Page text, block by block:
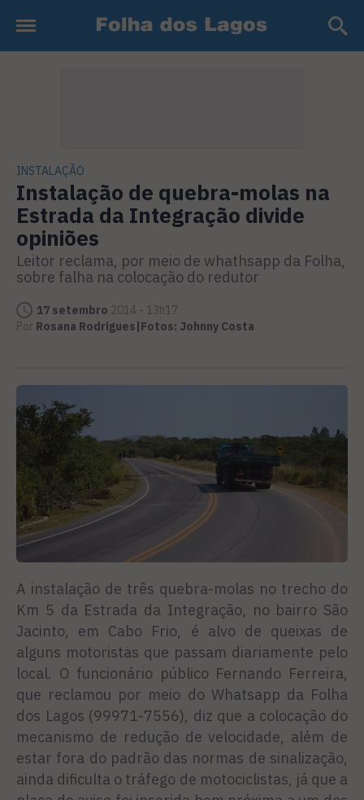
INSTALAÇÃO
Instalação de quebra-molas na
Estrada da Integração divide
opiniões
Leitor reclama, por meio de whathsapp da Folha,
sobre falha na colocação do redutor
17 setembro 2014 - 13h17
Por Rosana Rodrigues|Fotos: Johnny Costa
A instalação de três quebra-molas no trecho do
Km 5 da Estrada da Integração, no bairro São
Jacinto, em Cabo Frio, é alvo de queixas de
alguns motoristas que passam diariamente pelo
local. O funcionário público Fernando Ferreira,
que reclamou por meio do Whatsapp da Folha
dos Lagos (99971-7556), diz que a colocação do
mecanismo de redução de velocidade, além de
estar fora do padrão das normas de sinalização,
ainda dificulta o tráfego de motociclistas, já que a